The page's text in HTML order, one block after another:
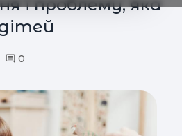
і проблему, яка
0